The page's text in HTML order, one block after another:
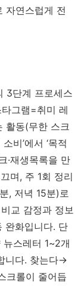
자연스럽게 전
3단계 프로세스
그램=취미 레
활동(무한 스크
비’에서 ‘목적
·재생목록을 만
며, 주 1회 정리
, 저녁 15분)로
교 감정과 정보
완화입니다. 단
스레터 1~2개
니다. 찾는다→
크롤이 줄어듭